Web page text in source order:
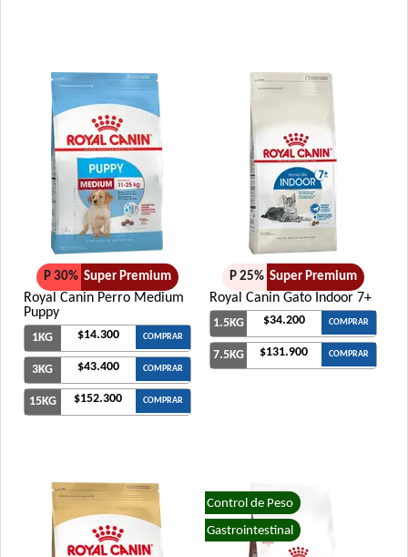
P 30% Super Premium
Royal Canin Perro Medium
Puppy
1KG $14.300 COMPRAR
3KG $43.400 COMPRAR
15KG $152.300 COMPRAR
P 25% Super Premium
Royal Canin Gato Indoor 7+
1.5KG $34.200 COMPRAR
7.5KG $131.900 COMPRAR
Control de Peso
Gastrointestinal